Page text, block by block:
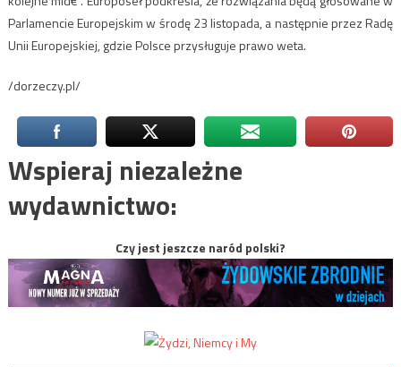
Parlamencie Europejskim w środę 23 listopada, a następnie przez Radę
Unii Europejskiej, gdzie Polsce przysługuje prawo weta.
/dorzeczy.pl/
Wspieraj niezależne
wydawnictwo:
Czy jest jeszcze naród polski?